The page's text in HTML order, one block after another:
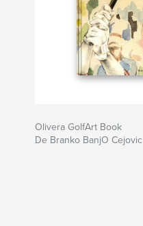
Olivera GolfArt Book
De Branko BanjO Cejovic